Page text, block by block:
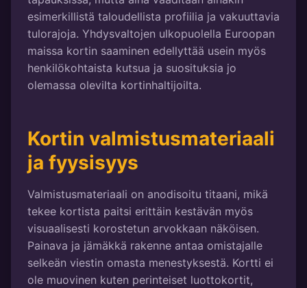
esimerkillistä taloudellista profiilia ja vakuuttavia
tulorajoja. Yhdysvaltojen ulkopuolella Euroopan
maissa kortin saaminen edellyttää usein myös
henkilökohtaista kutsua ja suosituksia jo
olemassa olevilta kortinhaltijoilta.
Kortin valmistusmateriaali
ja fyysisyys
Valmistusmateriaali on anodisoitu titaani, mikä
tekee kortista paitsi erittäin kestävän myös
visuaalisesti korostetun arvokkaan näköisen.
Painava ja jämäkkä rakenne antaa omistajalle
selkeän viestin omasta menestyksestä. Kortti ei
ole muovinen kuten perinteiset luottokortit,